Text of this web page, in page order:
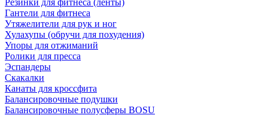
Резинки для фитнеса (ленты)
Гантели для фитнеса
Утяжелители для рук и ног
Хулахупы (обручи для похудения)
Упоры для отжиманий
Ролики для пресса
Эспандеры
Скакалки
Канаты для кроссфита
Балансировочные подушки
Балансировочные полусферы BOSU